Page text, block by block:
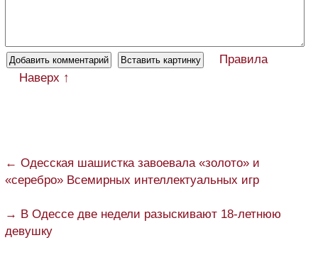
Правила
Наверх ↑
← Одесская шашистка завоевала «золото» и
«серебро» Всемирных интеллектуальных игр
→ В Одессе две недели разыскивают 18-летнюю
девушку